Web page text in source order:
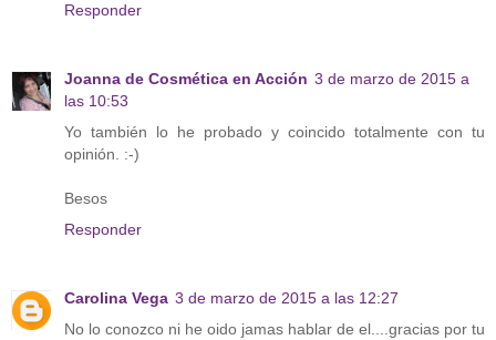
Responder
Joanna de Cosmética en Acción 3 de marzo de 2015 a
las 10:53
Yo también lo he probado y coincido totalmente con tu
opinión. :-)
Besos
Responder
Carolina Vega 3 de marzo de 2015 a las 12:27
No lo conozco ni he oido jamas hablar de el....gracias por tu